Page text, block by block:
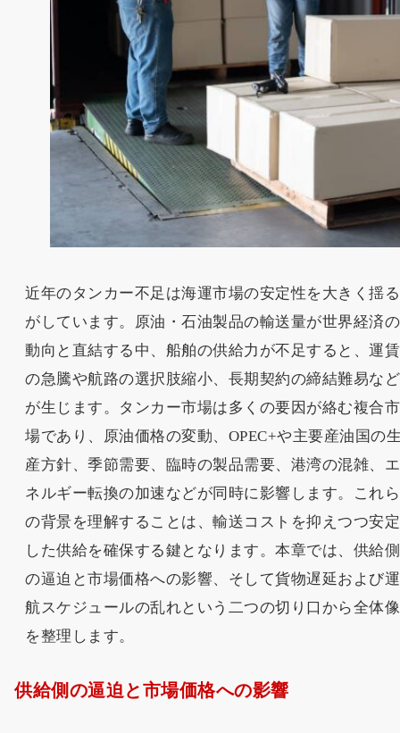
近年のタンカー不足は海運市場の安定性を大きく揺る
がしています。原油・石油製品の輸送量が世界経済の
動向と直結する中、船舶の供給力が不足すると、運賃
の急騰や航路の選択肢縮小、長期契約の締結難易など
が生じます。タンカー市場は多くの要因が絡む複合市
場であり、原油価格の変動、OPEC+や主要産油国の
産方針、季節需要、臨時の製品需要、港湾の混雑、エ
ネルギー転換の加速などが同時に影響します。これら
の背景を理解することは、輸送コストを抑えつつ安定
した供給を確保する鍵となります。本章では、供給側
の逼迫と市場価格への影響、そして貨物遅延および運
航スケジュールの乱れという二つの切り口から全体像
を整理します。
供給側の逼迫と市場価格への影響